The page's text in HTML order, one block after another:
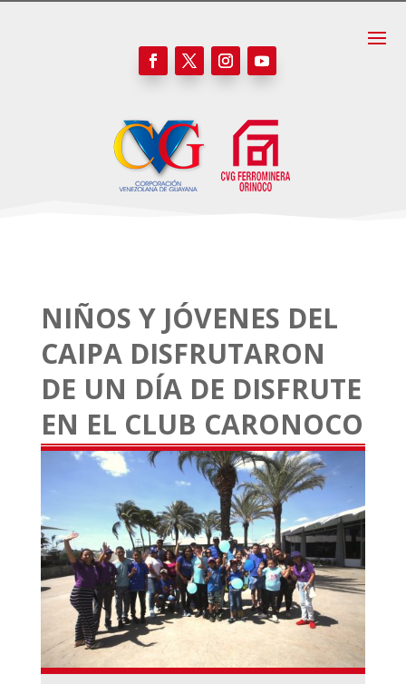
NIÑOS Y JÓVENES DEL
CAIPA DISFRUTARON
DE UN DÍA DE DISFRUTE
EN EL CLUB CARONOCO